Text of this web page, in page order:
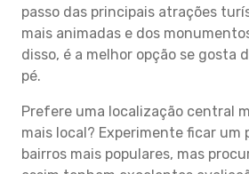
passo das principais atrações
mais animadas e dos
disso, é a melhor opção se gosta
pé.
Prefere uma localização central
mais local? Experimente ficar um
bairros mais populares, mas